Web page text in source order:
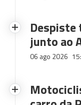
Despiste
junto ao
06 ago 2026